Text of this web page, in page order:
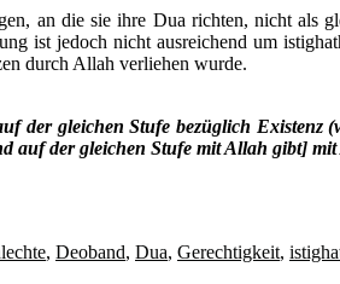
an die sie ihre Dua richten, nicht als
ist jedoch nicht ausreichend um
durch Allah verliehen wurde.
der gleichen Stufe bezüglich Existenz
auf der gleichen Stufe mit Allah gibt]
, Deoband, Dua, Gerechtigkeit,